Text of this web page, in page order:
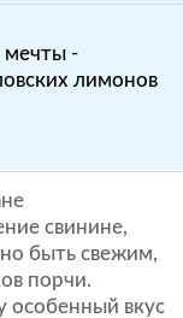
мечты -
лимонов
свинине,
быть свежим,
порчи.
вкус